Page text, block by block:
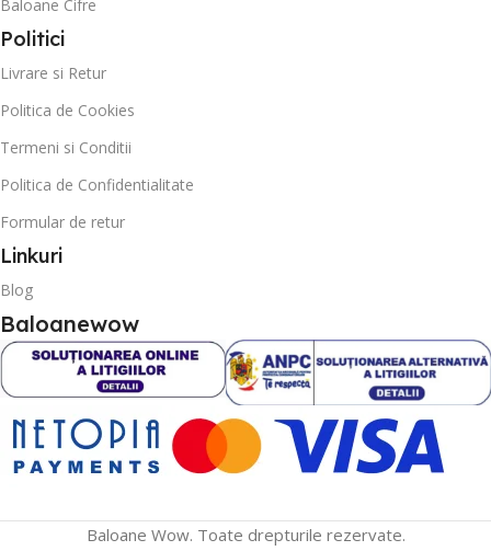
Baloane Cifre
Politici
Livrare si Retur
Politica de Cookies
Termeni si Conditii
Politica de Confidentialitate
Formular de retur
Linkuri
Blog
Baloanewow
Baloane Wow. Toate drepturile rezervate.